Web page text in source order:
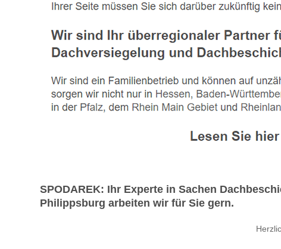
SPODAREK: Ihr Experte in Sachen
Philippsburg arbeiten wir für Sie gern.